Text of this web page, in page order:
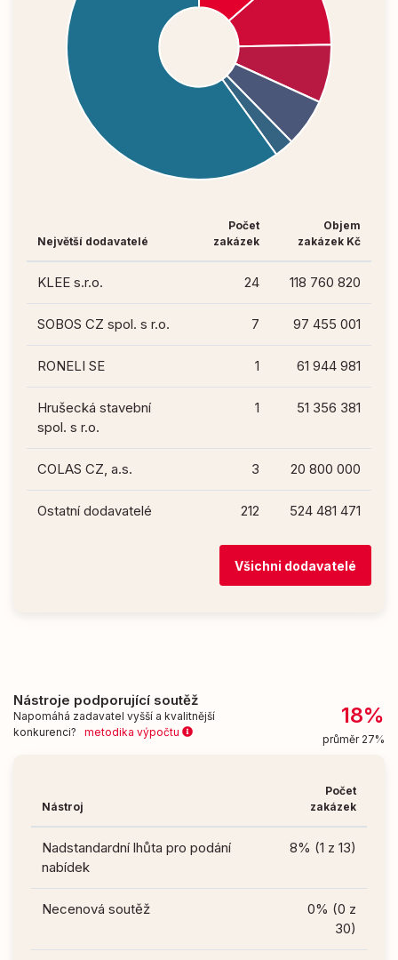
Největší dodavatelé
Počet
zakázek
Objem
zakázek Kč
KLEE s.r.o. 24 118 760 820
SOBOS CZ spol. s r.o. 7 97 455 001
RONELI SE 1 61 944 981
Hrušecká stavební
spol. s r.o.
1 51 356 381
COLAS CZ, a.s. 3 20 800 000
Ostatní dodavatelé 212 524 481 471
Všichni dodavatelé
Nástroje podporující soutěž
Napomáhá zadavatel vyšší a kvalitnější
konkurenci? metodika výpočtu
18%
průměr 27%
Nástroj
Počet
zakázek
Nadstandardní lhůta pro podání
nabídek
8% (1 z 13)
Necenová soutěž
0% (0 z
30)